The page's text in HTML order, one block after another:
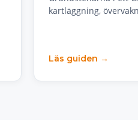
kartläggning,
Läs guiden →